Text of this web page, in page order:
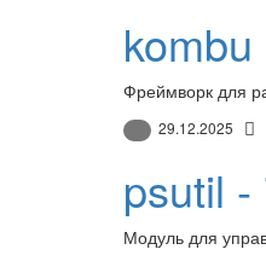
Фреймворк для
29.12.2025
psutil -
Модуль для